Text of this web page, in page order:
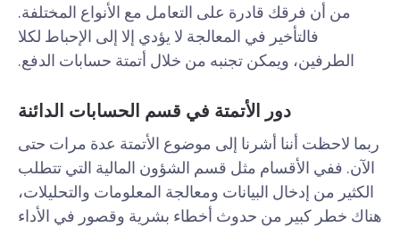
من أن فرقك قادرة على التعامل مع الأنواع المختلفة.
فالتأخير في المعالجة لا يؤدي إلا إلى الإحباط لكلا
الطرفين، ويمكن تجنبه من خلال أتمتة حسابات الدفع.
دور الأتمتة في قسم الحسابات الدائنة
ربما لاحظت أننا أشرنا إلى موضوع الأتمتة عدة مرات حتى
الآن. ففي الأقسام مثل قسم الشؤون المالية التي تتطلب
الكثير من إدخال البيانات ومعالجة المعلومات والتحليلات،
هناك خطر كبير من حدوث أخطاء بشرية وقصور في الأداء